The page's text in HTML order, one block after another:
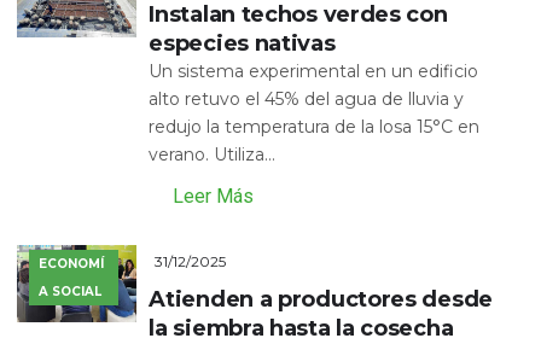
Instalan techos verdes con
especies nativas
Un sistema experimental en un edificio
alto retuvo el 45% del agua de lluvia y
redujo la temperatura de la losa 15°C en
verano. Utiliza...
Leer Más
ECONOMÍ
A SOCIAL
31/12/2025
Atienden a productores desde
la siembra hasta la cosecha